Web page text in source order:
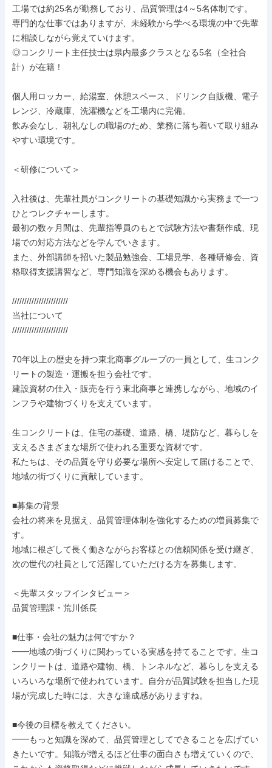
工場では約25名が勤務しており、品質管理は4～5名体制です。
専門的な仕事ではありますが、未経験から学べる環境の中で先輩
に相談しながら覚えていけます。
◎コンクリート主任技士は県内最多クラスとなる5名（全社合
計）が在籍！
個人用ロッカー、給湯室、休憩スペース、ドリンク自販機、電子
レンジ、冷蔵庫、洗濯機などを工場内に完備。
飲み会なし、朝礼なしの職場のため、業務に落ち着いて取り組み
やすい環境です。
＜研修について＞
入社後は、先輩社員がコンクリートの基礎知識から実務まで一つ
ひとつレクチャーします。
最初の数ヶ月間は、先輩指導員のもとで試験方法や書類作成、現
場での対応方法などを学んでいきます。
また、外部講師を招いた製品勉強会、工場見学、各種研修会、資
格取得支援講習など、専門知識を深める機会もあります。
///////////////////////
当社について
///////////////////////
70年以上の歴史を持つ東北商事グループの一員として、生コンク
リートの製造・運搬を担う会社です。
建設資材の仕入・販売を行う東北商事と連携しながら、地域のイ
ンフラや建物づくりを支えています。
生コンクリートは、住宅の基礎、道路、橋、堤防など、暮らしを
支えるさまざまな場所で使われる重要な資材です。
私たちは、その品質を守り必要な場所へ安定して届けることで、
地域の街づくりに貢献しています。
■募集の背景
会社の将来を見据え、品質管理体制を強化するための増員募集で
す。
地域に根ざして長く働きながらお客様との信頼関係を受け継ぎ、
次の世代の社員として活躍していただける方を募集します。
＜先輩スタッフインタビュー＞
品質管理課・荒川係長
■仕事・会社の魅力は何ですか？
━━地域の街づくりに関わっている実感を持てることです。生コ
ンクリートは、道路や建物、橋、トンネルなど、暮らしを支える
いろいろな場所で使われています。自分が品質試験を担当した現
場が完成した時には、大きな達成感がありますね。
■今後の目標を教えてください。
━━もっと知識を深めて、品質管理としてできることを広げてい
きたいです。知識が増えるほど仕事の面白さも増えていくので、